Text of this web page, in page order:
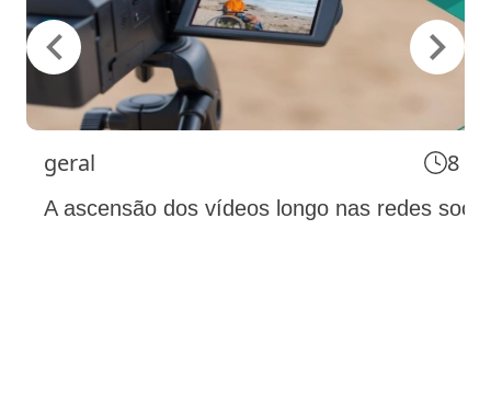
geral 8
A ascensão dos vídeos longo nas redes